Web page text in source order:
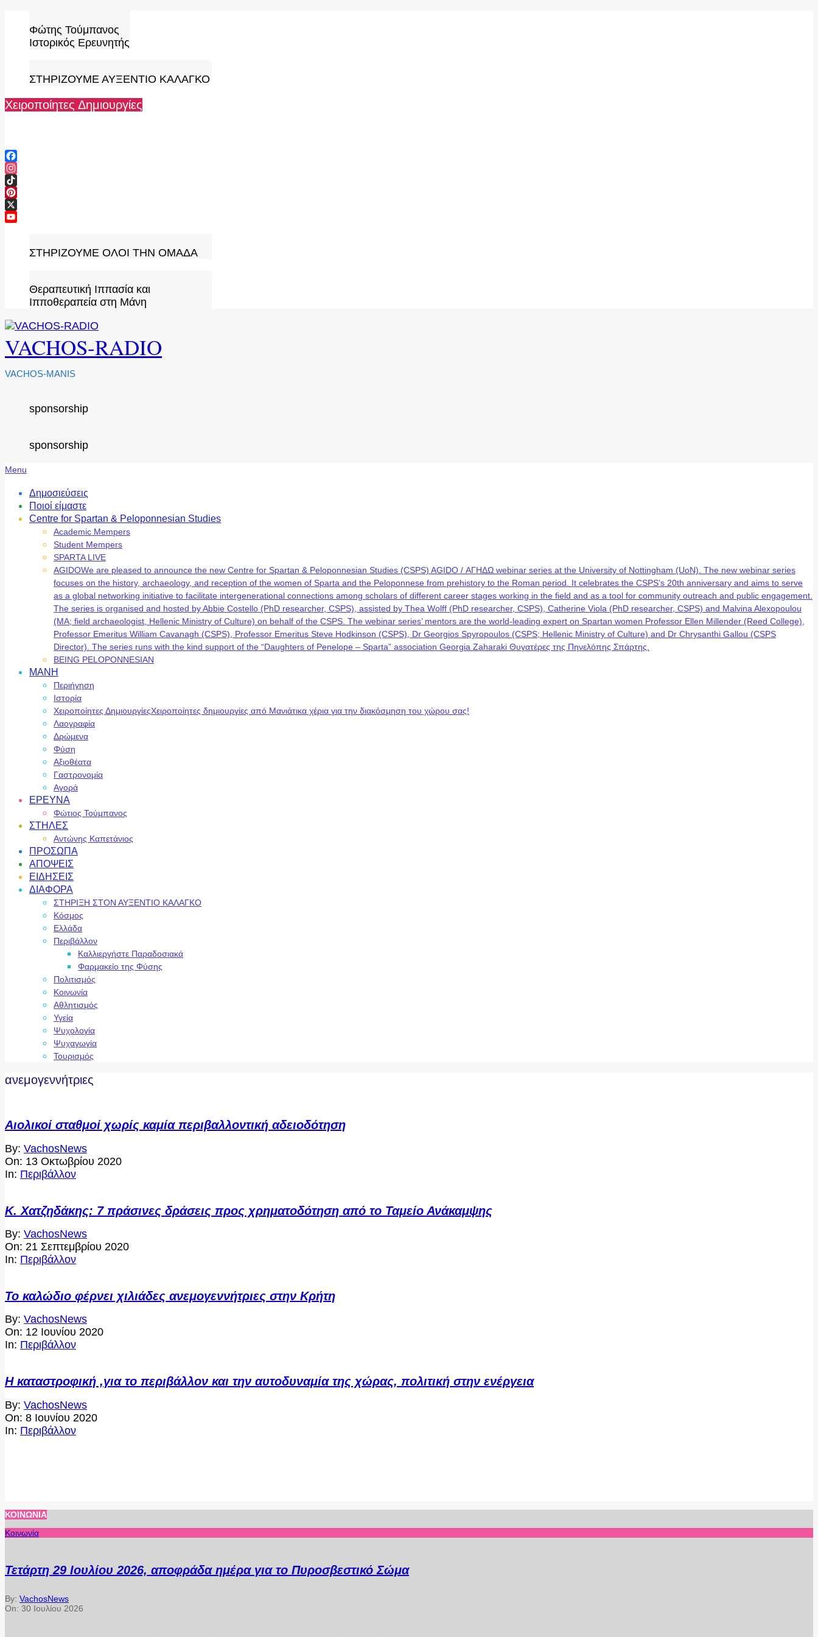
content
Φώτης Τούμπανος
Ιστορικός Ερευνητής
ΣΤΗΡΙΖΟΥΜΕ ΑΥΞΕΝΤΙΟ ΚΑΛΑΓΚΟ
Χειροποίητες Δημιουργίες
Facebook
Instagram
TikTok
Pinterest
X
ΣΤΗΡΙΖΟΥΜΕ ΟΛΟΙ ΤΗΝ ΟΜΑΔΑ
Θεραπευτική Ιππασία και
Ιπποθεραπεία στη Μάνη
VACHOS-RADIO
VACHOS-MANIS
sponsorship
sponsorship
Secondary
Menu
Menu
Δημοσιεύσεις
Ποιοί είμαστε
Centre for Spartan & Peloponnesian Studies
Academic Mempers
Student Mempers
SPARTA LIVE
AGIDOWe are pleased to announce the new Centre for Spartan & Peloponnesian Studies (CSPS) AGIDO / ΑΓΗΔΩ webinar series at the University of Nottingham (UoN). The new webinar series
focuses on the history, archaeology, and reception of the women of Sparta and the Peloponnese from prehistory to the Roman period. It celebrates the CSPS’s 20th anniversary and aims to serve
as a global networking initiative to facilitate intergenerational connections among scholars of different career stages working in the field and as a tool for community outreach and public engagement.
The series is organised and hosted by Abbie Costello (PhD researcher, CSPS), assisted by Thea Wolff (PhD researcher, CSPS), Catherine Viola (PhD researcher, CSPS) and Malvina Alexopoulou
(MA; field archaeologist, Hellenic Ministry of Culture) on behalf of the CSPS. The webinar series’ mentors are the world-leading expert on Spartan women Professor Ellen Millender (Reed College),
Professor Emeritus William Cavanagh (CSPS), Professor Emeritus Steve Hodkinson (CSPS), Dr Georgios Spyropoulos (CSPS; Hellenic Ministry of Culture) and Dr Chrysanthi Gallou (CSPS
Director). The series runs with the kind support of the “Daughters of Penelope – Sparta” association Georgia Zaharaki Θυγατέρες της Πηνελόπης Σπάρτης.
BEING PELOPONNESIAN
ΜΑΝΗ
Περιήγηση
Ιστορία
Χειροποίητες ΔημιουργίεςΧειροποίητες δημιουργίες από Μανιάτικα χέρια για την διακόσμηση του χώρου σας!
Λαογραφία
Δρώμενα
Φύση
Αξιοθέατα
Γαστρονομία
Αγορά
ΕΡΕΥΝΑ
Φώτιος Τούμπανος
ΣΤΗΛΕΣ
Αντώνης Καπετάνιος
ΠΡΟΣΩΠΑ
ΑΠΟΨΕΙΣ
ΕΙΔΗΣΕΙΣ
ΔΙΑΦΟΡΑ
ΣΤΗΡΙΞΗ ΣΤΟΝ ΑΥΞΕΝΤΙΟ ΚΑΛΑΓΚΟ
Κόσμος
Ελλάδα
Περιβάλλον
Καλλιεργήστε Παραδοσιακά
Φαρμακείο της Φύσης
Πολιτισμός
Κοινωνία
Αθλητισμός
Υγεία
Ψυχολογία
Ψυχαγωγία
Τουρισμός
ανεμογεννήτριες
Αιολικοί σταθμοί χωρίς καμία περιβαλλοντική αδειοδότηση
2020-
10-
13
By: VachosNews
On: 13 Οκτωβρίου 2020
In: Περιβάλλον
Κ. Χατζηδάκης: 7 πράσινες δράσεις προς χρηματοδότηση από το Ταμείο Ανάκαμψης
2020-
09-
21
By: VachosNews
On: 21 Σεπτεμβρίου 2020
In: Περιβάλλον
Το καλώδιο φέρνει χιλιάδες ανεμογεννήτριες στην Κρήτη
2020-
06-
12
By: VachosNews
On: 12 Ιουνίου 2020
In: Περιβάλλον
Η καταστροφική ,για το περιβάλλον και την αυτοδυναμία της χώρας, πολιτική στην ενέργεια
2020-
06-
08
By: VachosNews
On: 8 Ιουνίου 2020
In: Περιβάλλον
ΚΟΙΝΩΝΊΑ
Κοινωνία
Τετάρτη 29 Ιουλίου 2026, αποφράδα ημέρα για το Πυροσβεστικό Σώμα
By: VachosNews
On: 30 Ιουλίου 2026